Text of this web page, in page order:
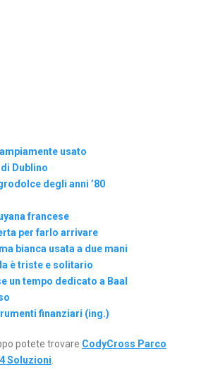
usato
Dublino
degli anni ’80
francese
per farlo arrivare
bianca usata a due mani
è triste e solitario
un tempo dedicato a Baal
finanziari (ing.)
potete trovare CodyCross Parco
Soluzioni.